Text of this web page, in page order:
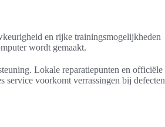
en rijke trainingsmogelijkheden
wordt gemaakt.
Lokale reparatiepunten en officiële
service voorkomt verrassingen bij defecten